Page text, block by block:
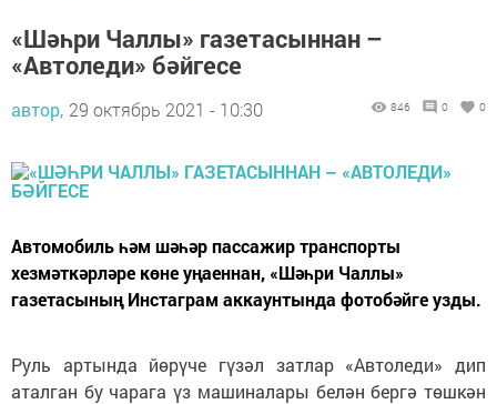
«Шәһри Чаллы» газетасыннан –
«Автоледи» бәйгесе
автор, 29 октябрь 2021 - 10:30 846 0 0
Автомобиль һәм шәһәр пассажир транспорты
хезмәткәрләре көне уңаеннан, «Шәһри Чаллы»
газетасының Инстаграм аккаунтында фотобәйге узды.
Руль артында йөрүче гүзәл затлар «Автоледи» дип
аталган бу чарага үз машиналары белән бергә төшкән